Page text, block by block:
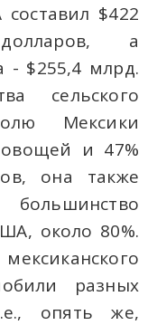
$422
а
- $255,4 млрд.
сельского
Мексики
и 47%
она также
большинство
около 80%.
разных
опять же,